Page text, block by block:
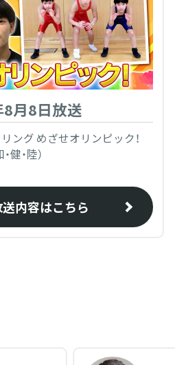
月8日放送
ング めざせオリンピック！
・陸）
内容はこちら